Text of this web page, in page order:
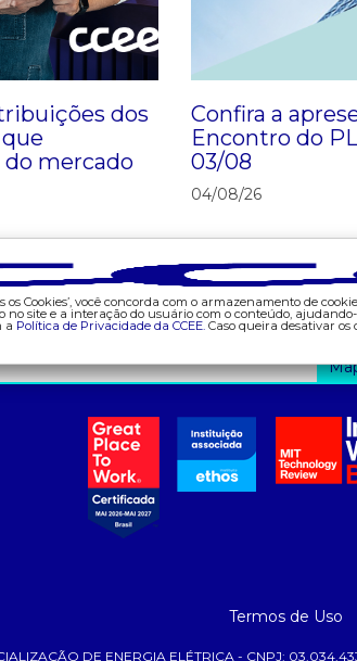
dos
do mercado
Confira a
Encontro do
03/08
04/08/26
- fale conosco
- faq
- gestão de cookies
Termos de Uso
DE ENERGIA ELÉTRICA - CNPJ:
os Cookies’, você concorda com o armazenamento de
no site e a interação do usuário com o conteúdo,
a Política de Privacidade da CCEE. Caso queira desativar